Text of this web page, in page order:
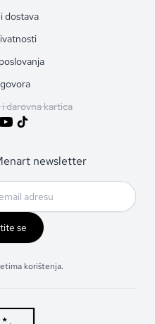
dostava
darovna kartica
newsletter
se
korištenja.